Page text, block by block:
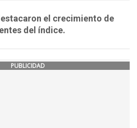
el crecimiento de
del índice.
PUBLICIDAD